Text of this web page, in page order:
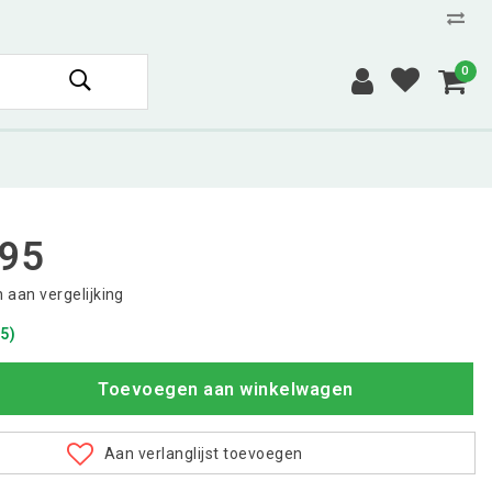
0
aan vergelijking
Toevoegen aan winkelwagen
Aan verlanglijst toevoegen